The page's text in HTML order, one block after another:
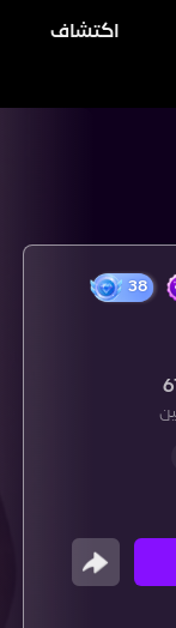
اكتشاف